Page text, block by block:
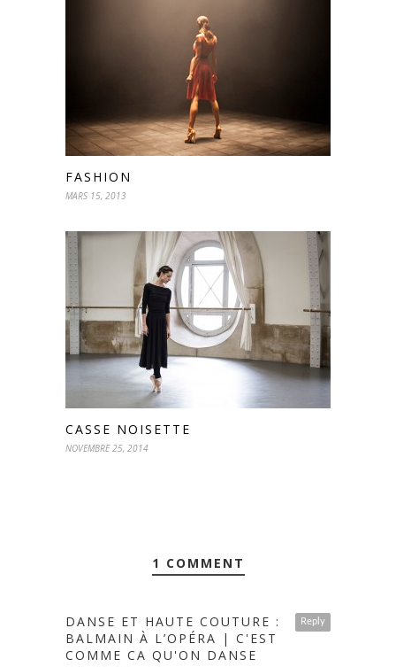
FASHION
MARS 15, 2013
CASSE NOISETTE
NOVEMBRE 25, 2014
1 COMMENT
Reply
DANSE ET HAUTE COUTURE :
BALMAIN À L’OPÉRA | C'EST
COMME CA QU'ON DANSE